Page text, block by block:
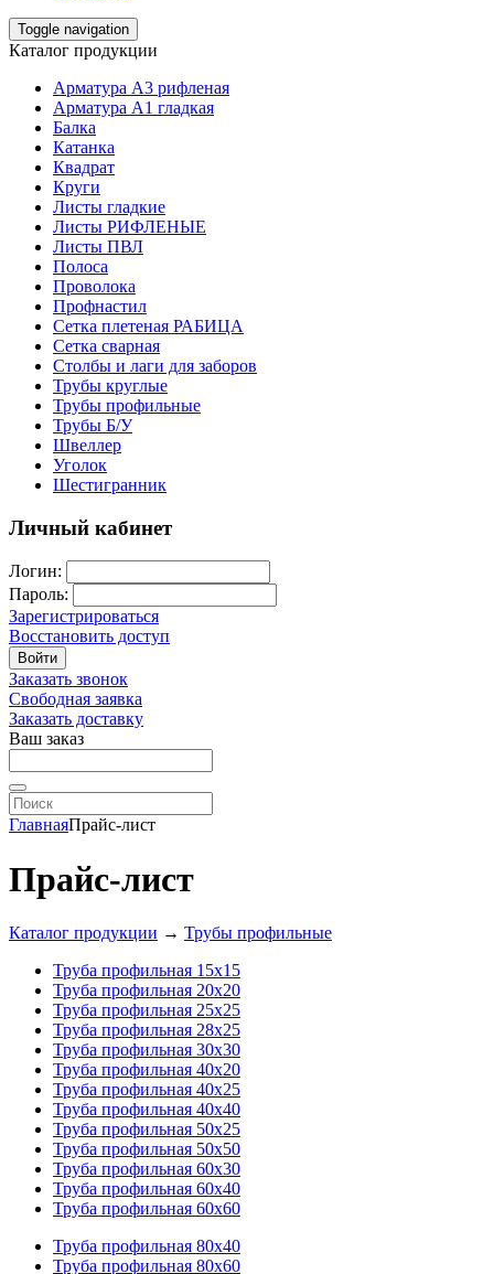
Toggle navigation
Каталог продукции
Арматура А3 рифленая
Арматура А1 гладкая
Балка
Катанка
Квадрат
Круги
Листы гладкие
Листы РИФЛЕНЫЕ
Листы ПВЛ
Полоса
Проволока
Профнастил
Сетка плетеная РАБИЦА
Сетка сварная
Столбы и лаги для заборов
Трубы круглые
Трубы профильные
Трубы Б/У
Швеллер
Уголок
Шестигранник
Личный кабинет
Логин:
Пароль:
Зарегистрироваться
Восстановить доступ
Войти
Заказать звонок
Свободная заявка
Заказать доставку
Ваш заказ
ГлавнаяПрайс-лист
Прайс-лист
Каталог продукции → Трубы профильные
Труба профильная 15х15
Труба профильная 20х20
Труба профильная 25х25
Труба профильная 28х25
Труба профильная 30х30
Труба профильная 40х20
Труба профильная 40х25
Труба профильная 40х40
Труба профильная 50х25
Труба профильная 50х50
Труба профильная 60х30
Труба профильная 60х40
Труба профильная 60х60
Труба профильная 80х40
Труба профильная 80х60